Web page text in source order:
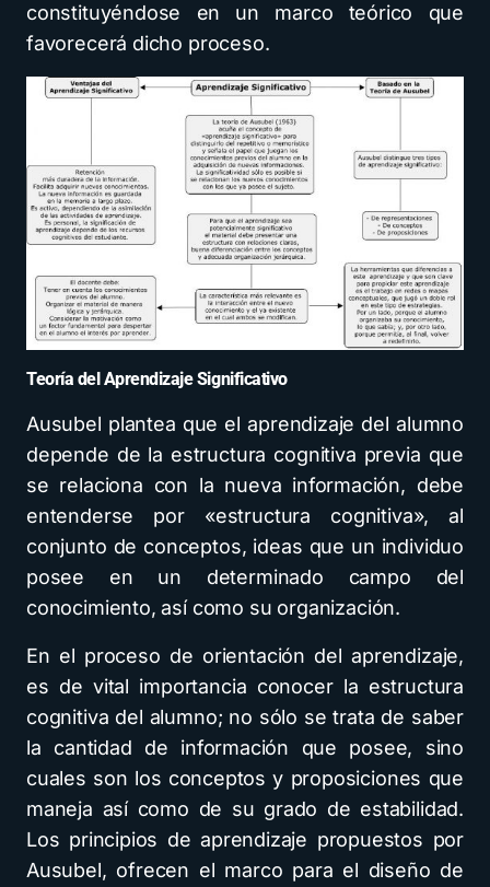
constituyéndose en un marco teórico que
favorecerá dicho proceso.
Teoría del Aprendizaje Significativo
Ausubel plantea que el aprendizaje del alumno
depende de la estructura cognitiva previa que
se relaciona con la nueva información, debe
entenderse por «estructura cognitiva», al
conjunto de conceptos, ideas que un individuo
posee en un determinado campo del
conocimiento, así como su organización.
En el proceso de orientación del aprendizaje,
es de vital importancia conocer la estructura
cognitiva del alumno; no sólo se trata de saber
la cantidad de información que posee, sino
cuales son los conceptos y proposiciones que
maneja así como de su grado de estabilidad.
Los principios de aprendizaje propuestos por
Ausubel, ofrecen el marco para el diseño de